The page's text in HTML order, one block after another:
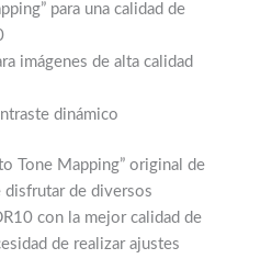
para una calidad de
imágenes de alta calidad
dinámico
Tone Mapping” original de
disfrutar de diversos
con la mejor calidad de
de realizar ajustes